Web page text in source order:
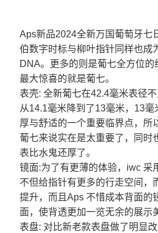
Aps新品2024全新万国葡萄牙七
伯数字时标与柳叶指针同样也成
DNA。更多的则是葡七全方位
最大惊喜的就是葡七。
表壳: 全新葡七在42.4毫米表径
从14.1毫米降到了13毫米，13
厚与舒适的一个重要临界点，所
葡七来说实在是太重要了，同时
表比水鬼还厚了。
镜面:为了有更薄的体验，iwc 采
不但给指针有更多的行走空间，
提升，而且Aps 不惜成本背面的
面，使背透更加一览无余的展示
表盘: 对比新老款表盘做了明显